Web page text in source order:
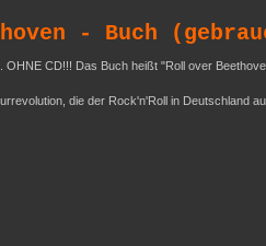
- Buch
OHNE CD!!! Das Buch heißt "Roll over
die der Rock'n'Roll in Deutschland